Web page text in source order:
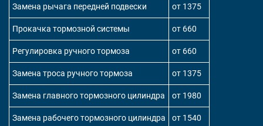
Замена рычага передней подвески от 1375
Прокачка тормозной системы от 660
Регулировка ручного тормоза от 660
Замена троса ручного тормоза от 1375
Замена главного тормозного цилиндра от 1980
Замена рабочего тормозного цилиндра от 1540